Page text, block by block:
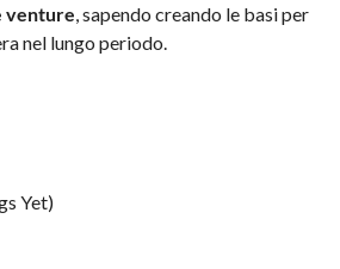
venture, sapendo creando le basi per
nel lungo periodo.
Yet)